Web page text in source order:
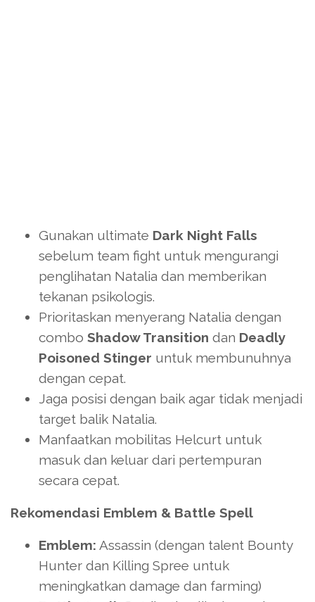
Gunakan ultimate Dark Night Falls
sebelum team fight untuk mengurangi
penglihatan Natalia dan memberikan
tekanan psikologis.
Prioritaskan menyerang Natalia dengan
combo Shadow Transition dan Deadly
Poisoned Stinger untuk membunuhnya
dengan cepat.
Jaga posisi dengan baik agar tidak menjadi
target balik Natalia.
Manfaatkan mobilitas Helcurt untuk
masuk dan keluar dari pertempuran
secara cepat.
Rekomendasi Emblem & Battle Spell
Emblem: Assassin (dengan talent Bounty
Hunter dan Killing Spree untuk
meningkatkan damage dan farming)